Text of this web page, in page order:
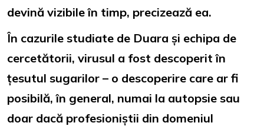
devină vizibile în timp, precizează ea.
În cazurile studiate de Duara și echipa de
cercetătorii, virusul a fost descoperit în
țesutul sugarilor – o descoperire care ar fi
posibilă, în general, numai la autopsie sau
doar dacă profesioniștii din domeniul